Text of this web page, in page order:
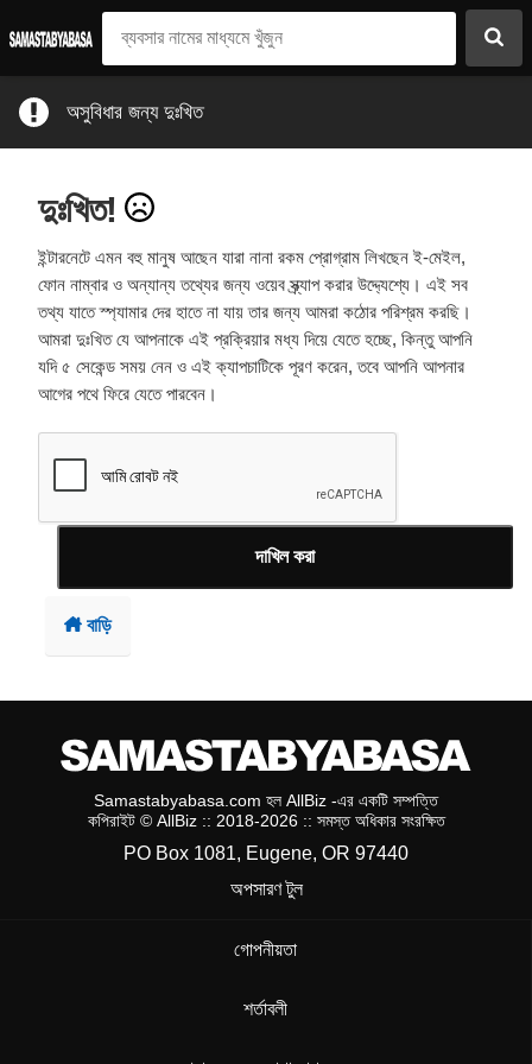
অসুবিধার জন্য দুঃখিত
দুঃখিত!
ইন্টারনেটে এমন বহু মানুষ আছেন যারা নানা রকম প্রোগ্রাম লিখছেন ই-মেইল,
ফোন নাম্বার ও অন্যান্য তথ্যের জন্য ওয়েব স্ক্র্যাপ করার উদ্দ্যেশ্যে। এই সব
তথ্য যাতে স্প্যামার দের হাতে না যায় তার জন্য আমরা কঠোর পরিশ্রম করছি।
আমরা দুঃখিত যে আপনাকে এই প্রক্রিয়ার মধ্য দিয়ে যেতে হচ্ছে, কিন্তু আপনি
যদি ৫ সেকেন্ড সময় নেন ও এই ক্যাপচাটিকে পূরণ করেন, তবে আপনি আপনার
আগের পথে ফিরে যেতে পারবেন।
দাখিল করা
বাড়ি
Samastabyabasa.com হল AllBiz -এর একটি সম্পত্তি
কপিরাইট © AllBiz :: 2018-2026 :: সমস্ত অধিকার সংরক্ষিত
PO Box 1081, Eugene, OR 97440
অপসারণ টুল
গোপনীয়তা
শর্তাবলী